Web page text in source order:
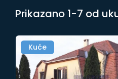
Prikazano 1-7 od
Kuće